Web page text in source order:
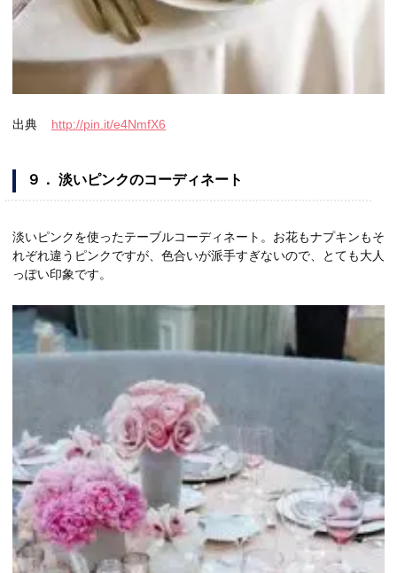
出典 http://pin.it/e4NmfX6
９． 淡いピンクのコーディネート
淡いピンクを使ったテーブルコーディネート。お花もナプキンもそ
れぞれ違うピンクですが、色合いが派手すぎないので、とても大人
っぽい印象です。